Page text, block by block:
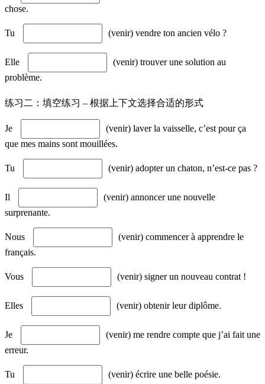
chose.
Tu (venir) vendre ton ancien vélo ?
Elle
(venir) trouver une solution au
problème.
练习二：填空练习 – 根据上下文选择合适的形式
Je
(venir) laver la vaisselle, c’est pour ça
que mes mains sont mouillées.
Tu (venir) adopter un chaton, n’est-ce pas ?
Il
(venir) annoncer une nouvelle
surprenante.
Nous
(venir) commencer à apprendre le
français.
Vous (venir) signer un nouveau contrat !
Elles (venir) obtenir leur diplôme.
Je
(venir) me rendre compte que j’ai fait une
erreur.
Tu (venir) écrire une belle poésie.